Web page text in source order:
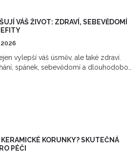
VÁŠ ŽIVOT: ZDRAVÍ, SEBEVĚDOMÍ
2026
vylepší váš úsměv, ale také zdraví.
spánek, sebevědomí a dlouhodobou
KORUNKY? SKUTEČNÁ
PÉČI